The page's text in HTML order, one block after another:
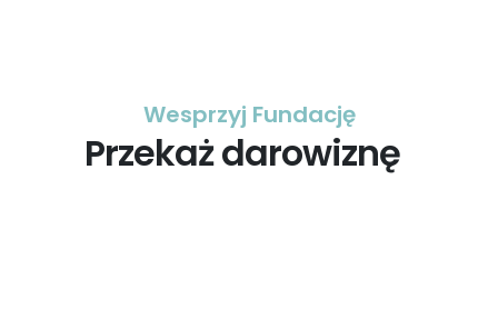
Wesprzyj Fundację
Przekaż darowiznę